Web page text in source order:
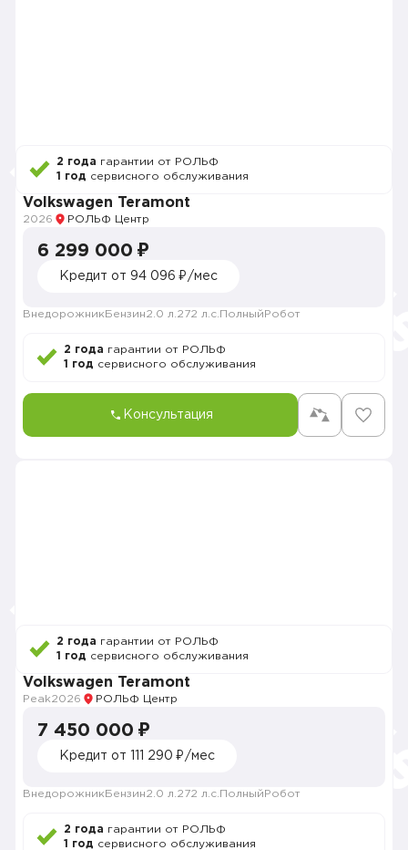
2 года гарантии от РОЛЬФ
1 год сервисного обслуживания
Volkswagen Teramont
2026 РОЛЬФ Центр
6 299 000 ₽
Кредит от 94 096 ₽/мес
Внедорожник Бензин2.0 л. 272 л.с. Полный Робот
2 года гарантии от РОЛЬФ
1 год сервисного обслуживания
Консультация
2 года гарантии от РОЛЬФ
1 год сервисного обслуживания
Volkswagen Teramont
Peak2026 РОЛЬФ Центр
7 450 000 ₽
Кредит от 111 290 ₽/мес
Внедорожник Бензин2.0 л. 272 л.с. Полный Робот
2 года гарантии от РОЛЬФ
1 год сервисного обслуживания